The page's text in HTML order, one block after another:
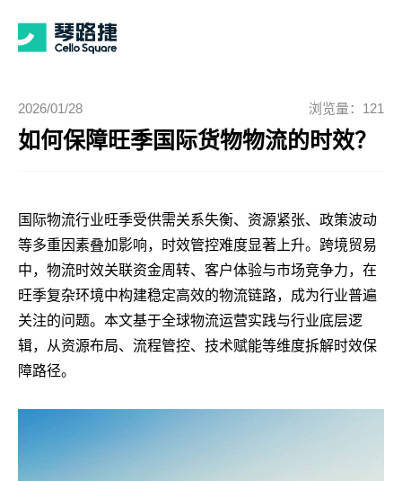
2026/01/28 浏览量：121
如何保障旺季国际货物物流的时效？
国际物流行业旺季受供需关系失衡、资源紧张、政策波动
等多重因素叠加影响，时效管控难度显著上升。跨境贸易
中，物流时效关联资金周转、客户体验与市场竞争力，在
旺季复杂环境中构建稳定高效的物流链路，成为行业普遍
关注的问题。本文基于全球物流运营实践与行业底层逻
辑，从资源布局、流程管控、技术赋能等维度拆解时效保
障路径。